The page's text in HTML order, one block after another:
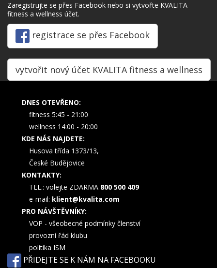
Zaregistrujte se přes Facebook nebo si vytvořte KVALITA
fitness a wellness účet.
registrace se přes Facebook
vytvořit nový účet KVALITA fitness a wellness
DNES OTEVŘENO:
fitness 5:45 - 21:00
wellness 14:00 - 20:00
KDE NÁS NAJDETE:
Husova třída 1373/13,
České Budějovice
KONTAKTY:
TEL.: volejte ZDARMA 800 500 409
e-mail: klient@kvalita.com
PRO NÁVŠTĚVNÍKY:
VOP - všeobecné podmínky členství
provozní řád klubu
politika ISM
PŘIDEJTE SE K NÁM NA FACEBOOKU